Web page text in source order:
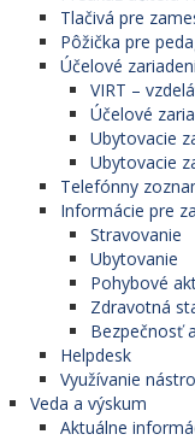
Tlačivá pre
Pôžička pre
Účelové
VIRT –
Účelové
Ubytovacie
Ubytovacie
Telefónny
Informácie pre
Stravovanie
Ubytovanie
Pohybové
Zdravotná
Bezpečnosť
Helpdesk
Využívanie
Veda a výskum
Aktuálne